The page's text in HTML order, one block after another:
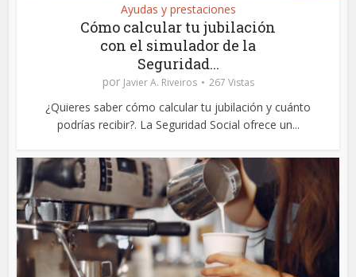
Ayudas y prestaciones
Cómo calcular tu jubilación
con el simulador de la
Seguridad...
por Javier A. Riveiros 267 Vistas
¿Quieres saber cómo calcular tu jubilación y cuánto
podrías recibir?. La Seguridad Social ofrece un...